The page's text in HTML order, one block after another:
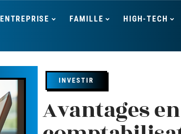
ENTREPRISE FAMILLE HIGH-TECH
INVESTIR
Avantages